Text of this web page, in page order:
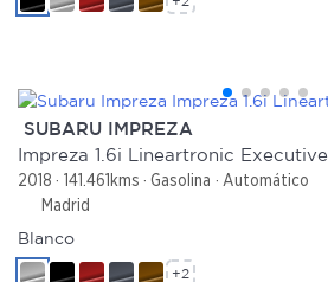
SUBARU IMPREZA
Impreza 1.6i Lineartronic Executive
2018 141.461kms Gasolina
Automático
Madrid
Blanco
+2